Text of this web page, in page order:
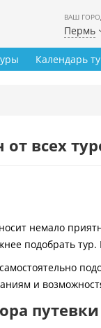
ВАШ
Пермь
Календарь
всех
немало
подобрать
и